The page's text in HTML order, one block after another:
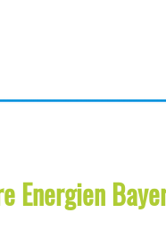
Energien